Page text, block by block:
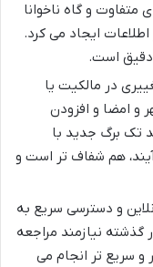
و گاه ناخوانا
ایجاد می کرد.
دقیق است.
در مالکیت یا
و امضا و افزودن
تک برگ جدید با
هم شفاف تر است و
و دسترسی سریع به
گذشته نیازمند مراجعه
و سریع تر انجام می